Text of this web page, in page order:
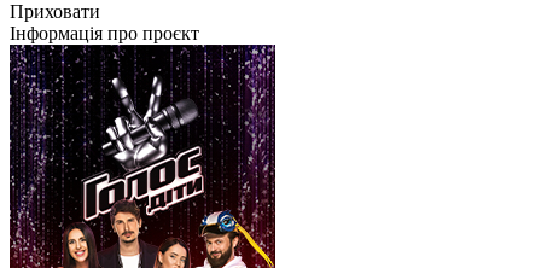
Приховати
Інформація про проєкт